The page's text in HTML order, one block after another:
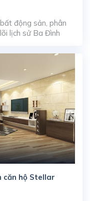
động sản, phân
lịch sử Ba Đình
Sở hữu tọa độ
căn hộ Stellar